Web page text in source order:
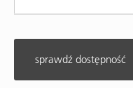
sprawdź dostępność